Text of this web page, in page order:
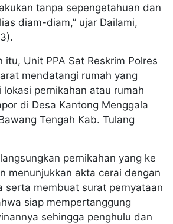
tanpa sepengetahuan dan
diam-diam,” ujar Dailami,
itu, Unit PPA Sat Reskrim Polres
mendatangi rumah yang
pernikahan atau rumah
di Desa Kantong Menggala
Tengah Kab. Tulang
pernikahan yang ke
menunjukkan akta cerai dengan
serta membuat surat pernyataan
siap mempertanggung
sehingga penghulu dan